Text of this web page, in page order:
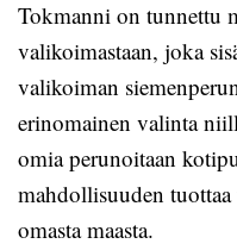
Tokmanni on tunnettu
valikoimastaan, joka
valikoiman
erinomainen valinta
omia perunoitaan
mahdollisuuden
omasta maasta.